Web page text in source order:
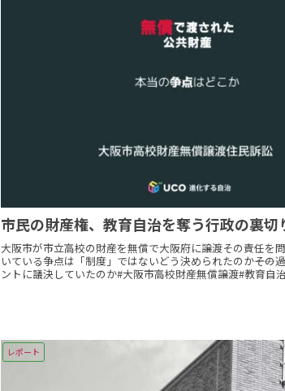
市民の財産権、教育自治を奪う行政の裏切
大阪市が市立高校の財産を無償で大阪府に譲渡その責任を
いている争点は「制度」ではないどう決められたのか――その
ントに議決していたのか#大阪市高校財産無償譲渡#教育自
レポート